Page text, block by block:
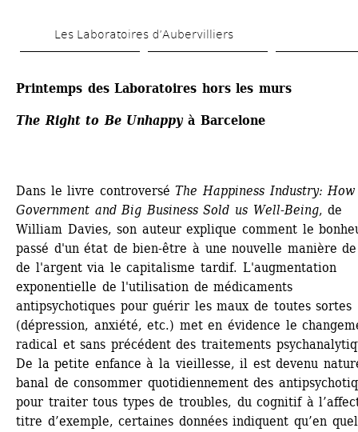
au
principal
Les Laboratoires d’Aubervilliers
Printemps des Laboratoires hors les murs
The Right to Be Unhappyà Barcelone
Dans le livre controversé The Happiness Industry:
Government and Big Business Sold us Well-Being, de
William Davies, son auteur explique comment le
passé d'un état de bien-être à une nouvelle manière
de l'argent via le capitalisme tardif. L'augmentation
exponentielle de l'utilisation de médicaments
antipsychotiques pour guérir les maux de toutes sortes
(dépression, anxiété, etc.) met en évidence le
radical et sans précédent des traitements
De la petite enfance à la vieillesse, il est devenu
banal de consommer quotidiennement des
pour traiter tous types de troubles, du cognitif à
titre d’exemple, certaines données indiquent qu’en